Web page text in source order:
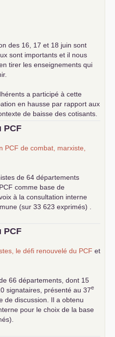
des 16, 17 et 18 juin sont
sont importants et il nous
tirer les enseignements qui
a participé à cette
en hausse par rapport aux
de baisse des cotisants.
PCF
PCF de combat, marxiste,
de 64 départements
PCF comme base de
à la consultation interne
(sur 33 623 exprimés) .
PCF
le défi renouvelé du PCF et
66 départements, dont 15
signataires, présenté au 37e
de discussion. Il a obtenu
pour le choix de la base